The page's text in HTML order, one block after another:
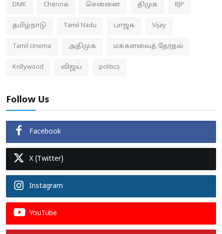
DMK Chennai சென்னை திமுக BJP
தமிழ்நாடு Tamil Nadu பாஜக Vijay
Tamil cinema அதிமுக மக்களவைத் தேர்தல்
Kollywood விஜய் politics
Follow Us
Facebook
X (Twitter)
Instagram
YouTube